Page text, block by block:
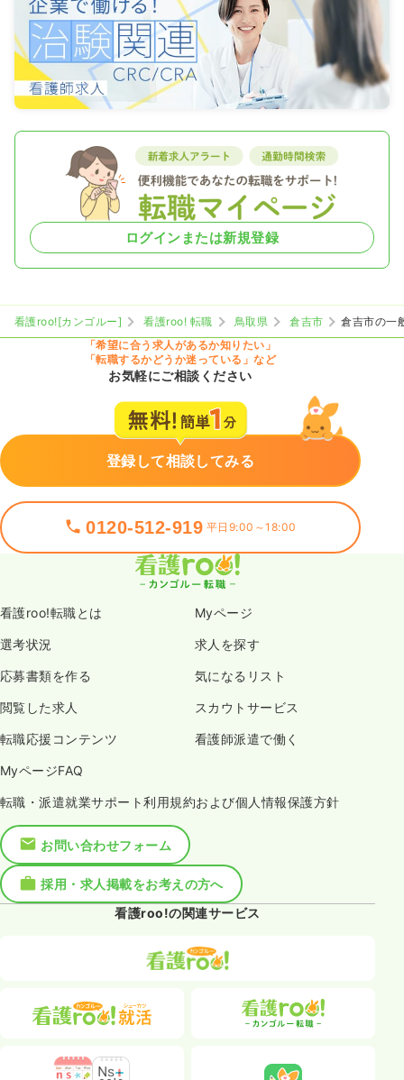
ログインまたは新規登録
看護roo![カンゴルー] 看護roo! 転職 鳥取県 倉吉市
倉吉市の一
「希望に合う求人があるか知りたい」
「転職するかどうか迷っている」など
お気軽にご相談ください
登録して相談してみる
0120-512-919 平日9:00～18:00
看護roo!転職とは Myページ
選考状況 求人を探す
応募書類を作る 気になるリスト
閲覧した求人 スカウトサービス
転職応援コンテンツ 看護師派遣で働く
MyページFAQ
転職・派遣就業サポート利用規約および個人情報保護方針
お問い合わせフォーム
採用・求人掲載をお考えの方へ
看護roo!の関連サービス